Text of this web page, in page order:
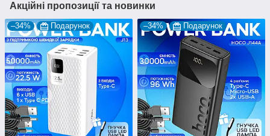
Акційні пропозиції та новинки
–34% Подарунок –34% Подарунок